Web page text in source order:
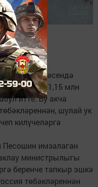
саклау өлкәсендә
бер тапкыр 1,15 млн
итте. Бу акча
шулай ук
килүчеләргә
имзалаган
министрылыгы
беренче тапкыр эшкә
төбәкләреннән